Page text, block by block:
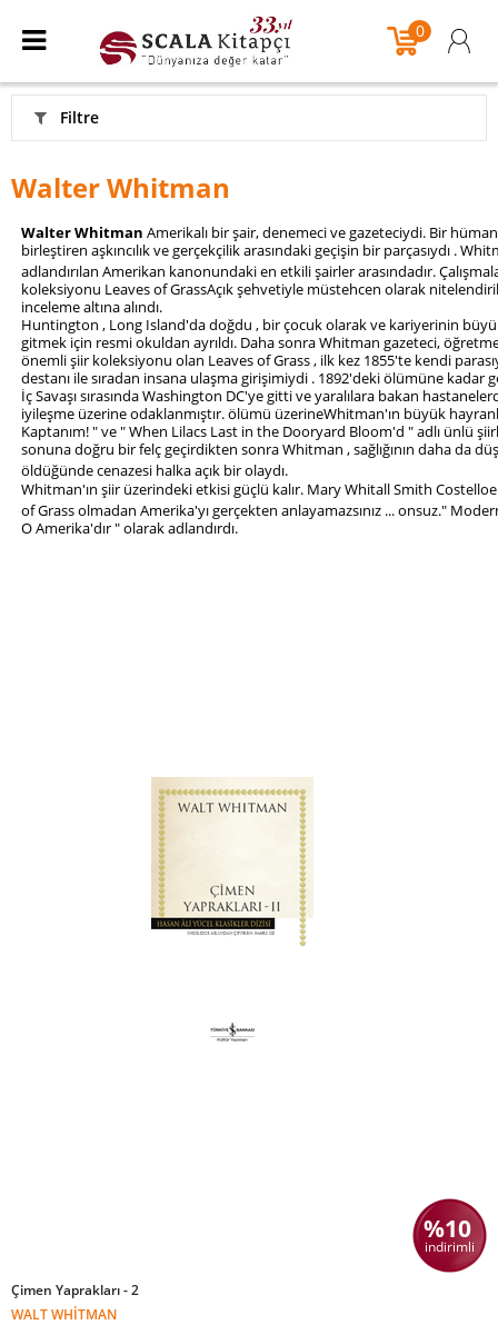
0
Filtre
Walter Whitman
Walter Whitman Amerikalı bir şair, denemeci ve gazeteciydi. Bir
birleştiren aşkıncılık ve gerçekçilik arasındaki geçişin bir parçasıydı .
adlandırılan Amerikan kanonundaki en etkili şairler arasındadır.
koleksiyonu Leaves of GrassAçık şehvetiyle müstehcen olarak
inceleme altına alındı.
Huntington , Long Island'da doğdu , bir çocuk olarak ve kariyerinin
gitmek için resmi okuldan ayrıldı. Daha sonra Whitman gazeteci,
önemli şiir koleksiyonu olan Leaves of Grass , ilk kez 1855'te kendi
destanı ile sıradan insana ulaşma girişimiydi . 1892'deki ölümüne
İç Savaşı sırasında Washington DC'ye gitti ve yaralılara bakan
iyileşme üzerine odaklanmıştır. ölümü üzerineWhitman'ın büyük
Kaptanım! " ve " When Lilacs Last in the Dooryard Bloom'd " adlı ünlü
sonuna doğru bir felç geçirdikten sonra Whitman , sağlığının daha da
öldüğünde cenazesi halka açık bir olaydı.
Whitman'ın şiir üzerindeki etkisi güçlü kalır. Mary Whitall Smith
of Grass olmadan Amerika'yı gerçekten anlayamazsınız ... onsuz."
O Amerika'dır " olarak adlandırdı.
%10
indirimli
Çimen Yaprakları - 2
WALT WHITMAN